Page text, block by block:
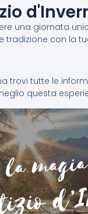
una giornata
tradizione con la
trovi tutte le
questa